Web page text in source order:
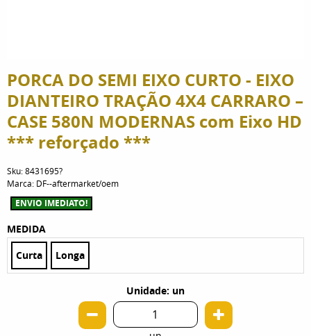
PORCA DO SEMI EIXO CURTO - EIXO
DIANTEIRO TRAÇÃO 4X4 CARRARO –
CASE 580N MODERNAS com Eixo HD
*** reforçado ***
Sku:8431695?
Marca: DF--aftermarket/oem
ENVIO IMEDIATO!
MEDIDA
Curta
Longa
Unidade: un